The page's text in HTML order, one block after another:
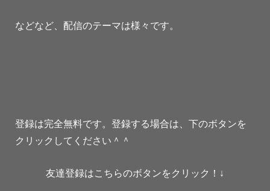
などなど、配信のテーマは様々です。
登録は完全無料です。登録する場合は、下のボタンを
クリックしてください＾＾
友達登録はこちらのボタンをクリック！↓